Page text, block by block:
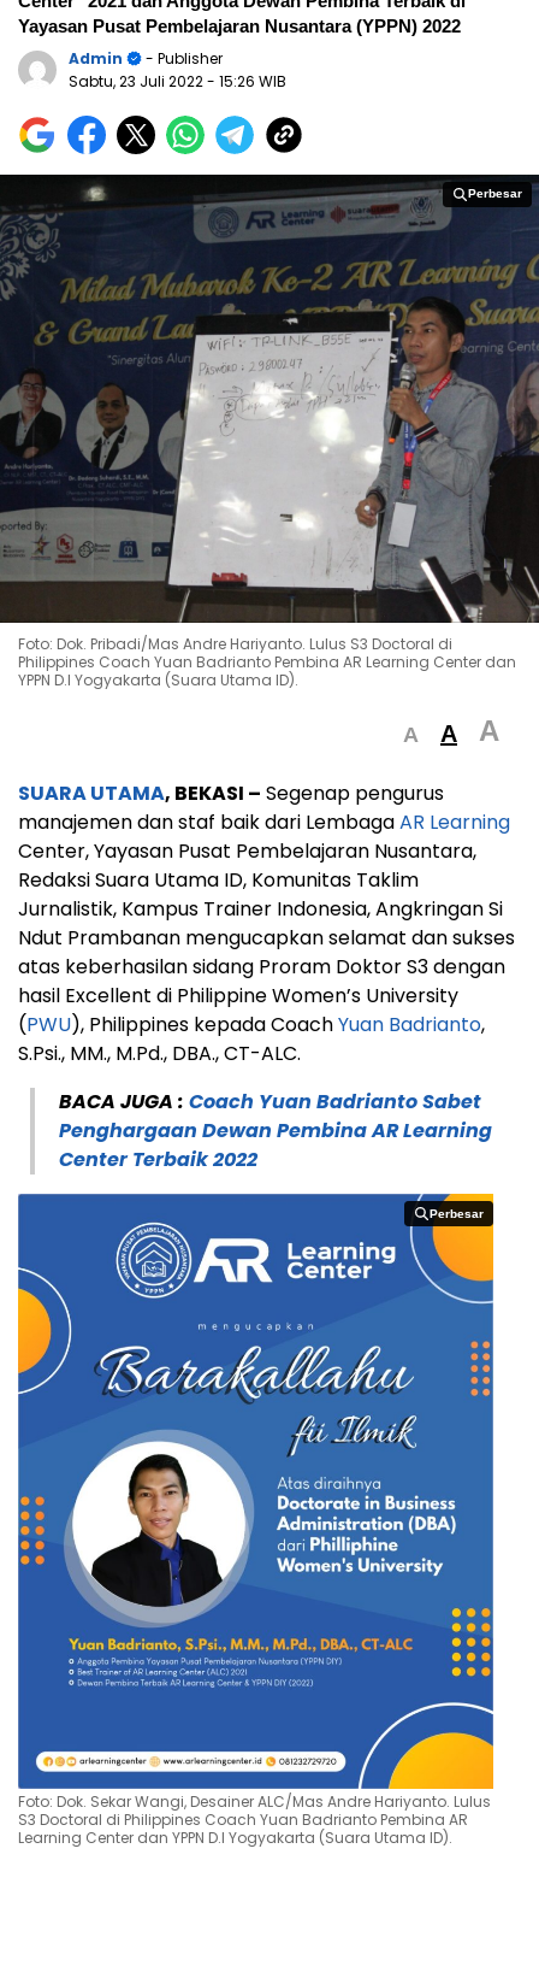
Yayasan Pusat Pembelajaran Nusantara (YPPN) 2022
Admin
- Publisher
Sabtu, 23 Juli 2022- 15:26 WIB
Perbesar
Perbesar
Foto: Dok. Pribadi/Mas Andre Hariyanto. Lulus S3 Doctoral di
Philippines Coach Yuan Badrianto Pembina AR Learning Center dan
YPPN D.I Yogyakarta (Suara Utama ID).
A A A
SUARA UTAMA, BEKASI – Segenap pengurus
manajemen dan staf baik dari LembagaAR Learning
Center, Yayasan Pusat Pembelajaran Nusantara,
Redaksi Suara Utama ID, Komunitas Taklim
Jurnalistik, Kampus Trainer Indonesia, Angkringan Si
Ndut Prambanan mengucapkan selamat dan sukses
atas keberhasilan sidang Proram Doktor S3 dengan
hasil Excellent di Philippine Women’s University
(PWU), Philippines kepada CoachYuan Badrianto,
S.Psi., MM., M.Pd., DBA., CT-ALC.
BACA JUGA : Coach Yuan Badrianto Sabet
Penghargaan Dewan Pembina AR Learning
Center Terbaik 2022
Perbesar
Perbesar
Foto: Dok. Sekar Wangi, Desainer ALC/Mas Andre Hariyanto. Lulus
S3 Doctoral di Philippines Coach Yuan Badrianto Pembina AR
Learning Center dan YPPN D.I Yogyakarta (Suara Utama ID).